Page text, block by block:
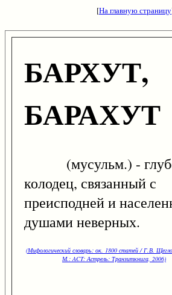
[На главную страницу
БАРХУТ,
БАРАХУТ
(мусульм.) -
колодец, связанный с
преисподней и
душами неверных.
(Мифологический словарь: ок. 1800 статей / Г.В.
М.: ACT: Астрель: Транзиткнига, 2006)